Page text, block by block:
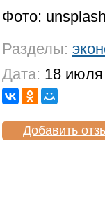
Фото:
Разделы:
Дата: 18 июля
Добавить